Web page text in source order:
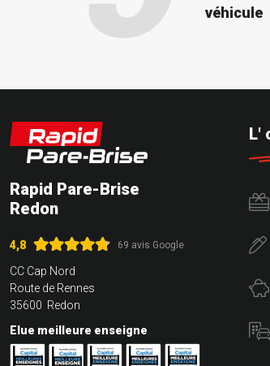
véhicule
Rapid Pare-Brise
Redon
4,8 69 avis Google
CC Cap Nord
Route de Rennes
35600 Redon
Elue meilleure enseigne
L'